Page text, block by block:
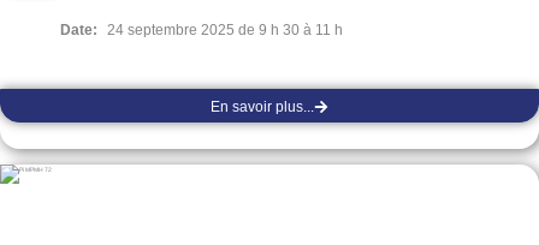
Date: 24 septembre 2025 de 9 h 30 à 11 h
En savoir plus...